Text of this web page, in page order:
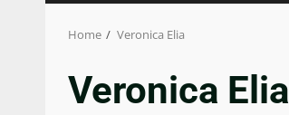
Home Veronica Elia
Veronica Elia